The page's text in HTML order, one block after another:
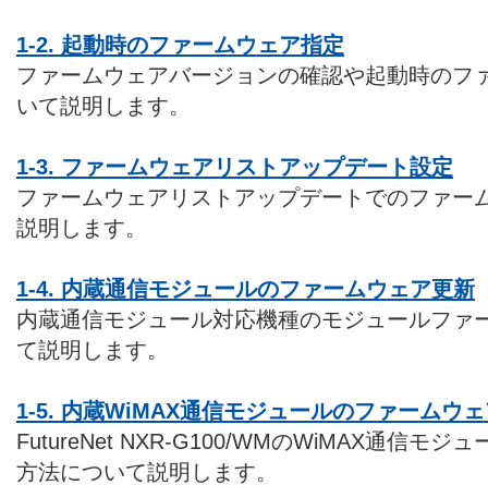
1-2. 起動時のファームウェア指定
ファームウェアバージョンの確認や起動時のフ
いて説明します。
1-3. ファームウェアリストアップデート設定
ファームウェアリストアップデートでのファー
説明します。
1-4. 内蔵通信モジュールのファームウェア更新
内蔵通信モジュール対応機種のモジュールファ
て説明します。
1-5. 内蔵WiMAX通信モジュールのファームウ
FutureNet NXR-G100/WMのWiMAX通信モジュ
方法について説明します。